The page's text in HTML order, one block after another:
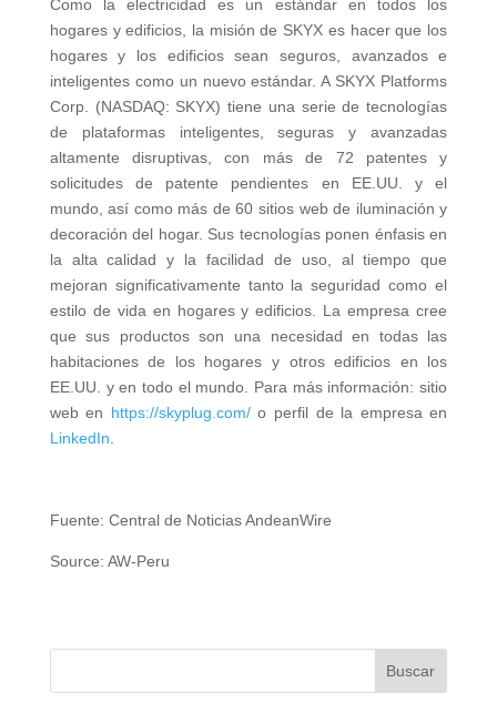
Como la electricidad es un estándar en todos los
hogares y edificios, la misión de SKYX es hacer que los
hogares y los edificios sean seguros, avanzados e
inteligentes como un nuevo estándar. A SKYX Platforms
Corp. (NASDAQ: SKYX) tiene una serie de tecnologías
de plataformas inteligentes, seguras y avanzadas
altamente disruptivas, con más de 72 patentes y
solicitudes de patente pendientes en EE.UU. y el
mundo, así como más de 60 sitios web de iluminación y
decoración del hogar. Sus tecnologías ponen énfasis en
la alta calidad y la facilidad de uso, al tiempo que
mejoran significativamente tanto la seguridad como el
estilo de vida en hogares y edificios. La empresa cree
que sus productos son una necesidad en todas las
habitaciones de los hogares y otros edificios en los
EE.UU. y en todo el mundo. Para más información: sitio
web en https://skyplug.com/o perfil de la empresa en
LinkedIn
Fuente: Central de Noticias AndeanWire
Source: AW-Peru